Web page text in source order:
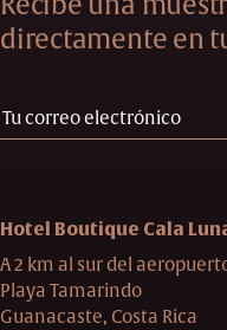
directamente en
Hotel Boutique Cala
A 2 km al sur del
Playa Tamarindo
Guanacaste, Costa Rica